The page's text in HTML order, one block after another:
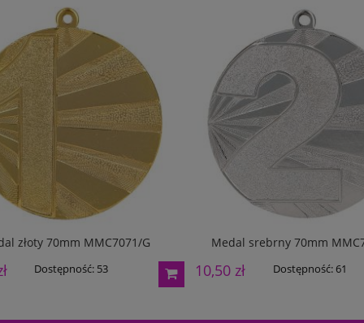
złoty 70mm MMC7071/G
Dostępność: 53
Medal srebrny 70mm
10,50 zł Dostępność:61